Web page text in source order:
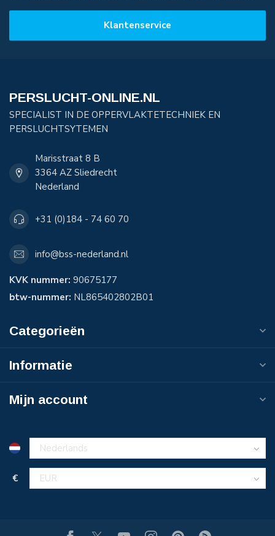
Klantenservice
PERSLUCHT-ONLINE.NL
SPECIALIST IN DE OPPERVLAKTETECHNIEK EN
PERSLUCHTSYTEMEN
Marisstraat 8 B
3364 AZ Sliedrecht
Nederland
+31 (0)184 - 74 60 70
info@bss-nederland.nl
KVK nummer: 90675177
btw-nummer: NL865402802B01
Categorieën
Informatie
Mijn account
€